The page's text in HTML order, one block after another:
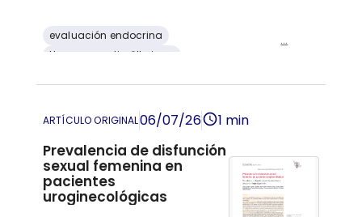
evaluación endocrina
Hormona antimülleriana
...
ARTÍCULO ORIGINAL06/07/26 1 min
Prevalencia de disfunción
sexual femenina en
pacientes
uroginecológicas